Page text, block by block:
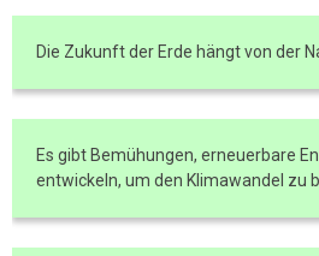
Die Zukunft der Erde hängt von der
Es gibt Bemühungen, erneuerbare
entwickeln, um den Klimawandel zu